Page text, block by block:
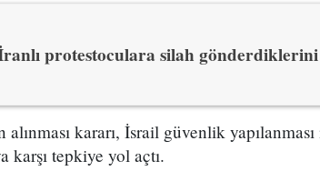
protestoculara silah
kararı, İsrail güvenlik
karşı tepkiye yol açtı.